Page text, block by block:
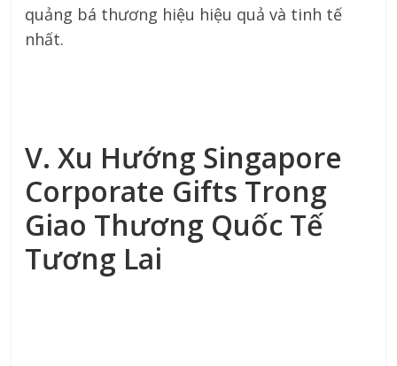
quảng bá thương hiệu hiệu quả và tinh tế
nhất.
V. Xu Hướng Singapore
Corporate Gifts Trong
Giao Thương Quốc Tế
Tương Lai